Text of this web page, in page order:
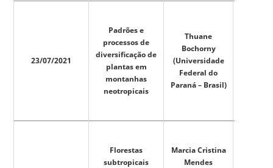
23/07/2021
Padrões e
processos de
diversificação de
plantas em
montanhas
neotropicais
Thuane
Bochorny
(Universidade
Federal do
Paraná – Brasil)
Florestas
subtropicais
Marcia Cristina
Mendes